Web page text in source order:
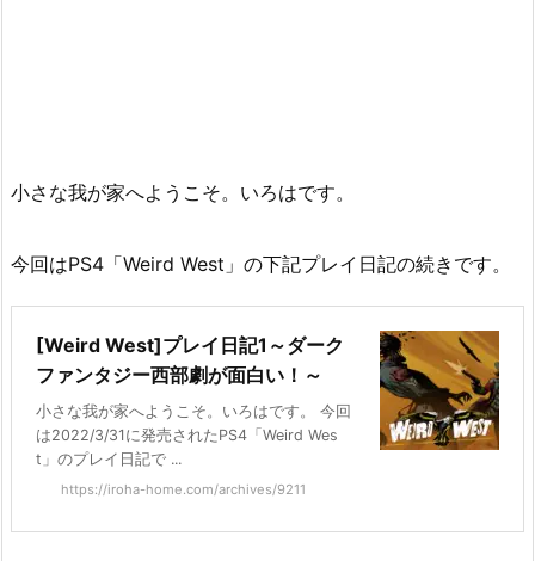
小さな我が家へようこそ。いろはです。
今回はPS4「Weird West」の下記プレイ日記の続きです。
[Weird West]プレイ日記1～ダーク
ファンタジー西部劇が面白い！～
小さな我が家へようこそ。いろはです。 今回
は2022/3/31に発売されたPS4「Weird Wes
t」のプレイ日記で ...
https://iroha-home.com/archives/9211